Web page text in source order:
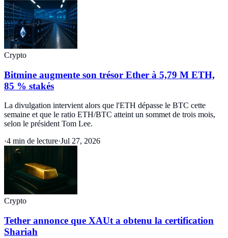
Crypto
Bitmine augmente son trésor Ether à 5,79 M ETH,
85 % stakés
La divulgation intervient alors que l'ETH dépasse le BTC cette
semaine et que le ratio ETH/BTC atteint un sommet de trois mois,
selon le président Tom Lee.
·4 min de lecture·Jul 27, 2026
Crypto
Tether annonce que XAUt a obtenu la certification
Shariah